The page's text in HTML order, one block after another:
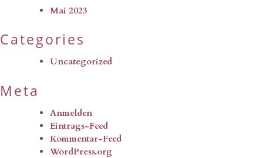
Mai 2023
Categories
Uncategorized
Meta
Anmelden
Eintrags-Feed
Kommentar-Feed
WordPress.org